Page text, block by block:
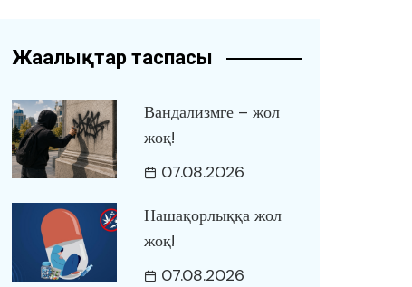
Жаңалықтар таспасы
Вандализмге – жол
жоқ!
07.08.2026
Нашақорлыққа жол
жоқ!
07.08.2026